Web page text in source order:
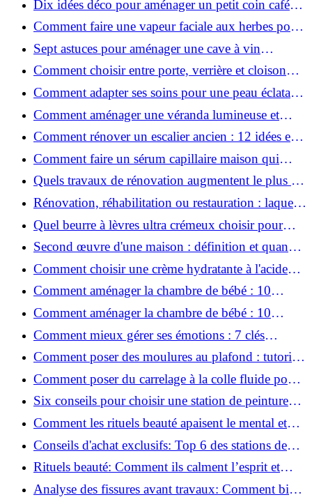
Dix idées déco pour aménager un petit coin café
chez soi
Comment faire une vapeur faciale aux herbes pour
une peau plus saine et rajeunie ?
Sept astuces pour aménager une cave à vin
naturelle chez soi
Comment choisir entre porte, verrière et cloison
coulissante pour séparer vos pièces ?
Comment adapter ses soins pour une peau éclatante
en hiver ?
Comment aménager une véranda lumineuse et
conviviale : 12 idées déco
Comment rénover un escalier ancien : 12 idées et
astuces faciles pas à pas
Comment faire un sérum capillaire maison qui
stimule réellement la pousse des cheveux ?
Quels travaux de rénovation augmentent le plus la
valeur d'une maison pour la revente ?
Rénovation, réhabilitation ou restauration : laquelle
convient le mieux à mon logement ?
Quel beurre à lèvres ultra crémeux choisir pour
lèvres sèches et gercées?
Second œuvre d'une maison : définition et quand
le réaliser
Comment choisir une crème hydratante à l'acide
hyaluronique et niacinamide ?
Comment aménager la chambre de bébé : 10
conseils sécurité, déco et rangement
Comment aménager la chambre de bébé : 10
conseils sécurité, déco et rangement
Comment mieux gérer ses émotions : 7 clés
pratiques
Comment poser des moulures au plafond : tutoriel
vidéo pas à pas ?
Comment poser du carrelage à la colle fluide pour
un rendu professionnel ?
Six conseils pour choisir une station de peinture
basse pression
Comment les rituels beauté apaisent le mental et
créent des moments pour soi ?
Conseils d'achat exclusifs: Top 6 des stations de
peinture basse pression incontournables!
Rituels beauté: Comment ils calment l’esprit et
chouchoutent votre âme!
Analyse des fissures avant travaux: Comment bien